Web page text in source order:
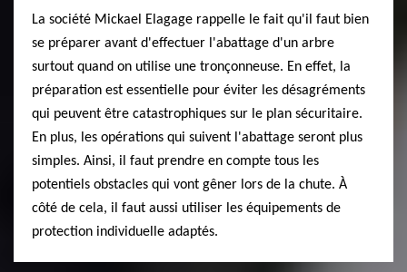
La société Mickael Elagage rappelle le fait qu'il faut bien
se préparer avant d'effectuer l'abattage d'un arbre
surtout quand on utilise une tronçonneuse. En effet, la
préparation est essentielle pour éviter les désagréments
qui peuvent être catastrophiques sur le plan sécuritaire.
En plus, les opérations qui suivent l'abattage seront plus
simples. Ainsi, il faut prendre en compte tous les
potentiels obstacles qui vont gêner lors de la chute. À
côté de cela, il faut aussi utiliser les équipements de
protection individuelle adaptés.